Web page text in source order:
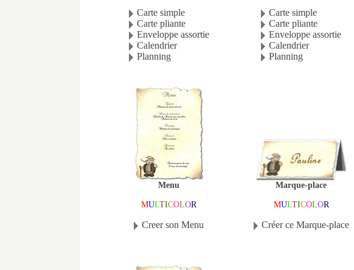
Carte simple
Carte pliante
Enveloppe assortie
Calendrier
Planning
Carte simple
Carte pliante
Enveloppe assortie
Calendrier
Planning
Menu
MULTICOLOR
Creer son Menu
Marque-place
MULTICOLOR
Créer ce Marque-place